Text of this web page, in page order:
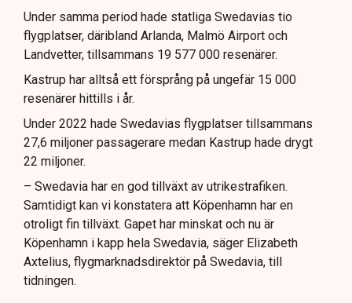
Under samma period hade statliga Swedavias tio
flygplatser, däribland Arlanda, Malmö Airport och
Landvetter, tillsammans 19 577 000 resenärer.
Kastrup har alltså ett försprång på ungefär 15 000
resenärer hittills i år.
Under 2022 hade Swedavias flygplatser tillsammans
27,6 miljoner passagerare medan Kastrup hade drygt
22 miljoner.
– Swedavia har en god tillväxt av utrikestrafiken.
Samtidigt kan vi konstatera att Köpenhamn har en
otroligt fin tillväxt. Gapet har minskat och nu är
Köpenhamn i kapp hela Swedavia, säger Elizabeth
Axtelius, flygmarknadsdirektör på Swedavia, till
tidningen.